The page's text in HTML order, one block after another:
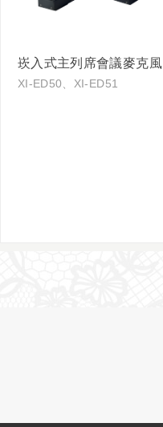
崁入式主列席會議麥克風
XI-ED50、XI-ED51